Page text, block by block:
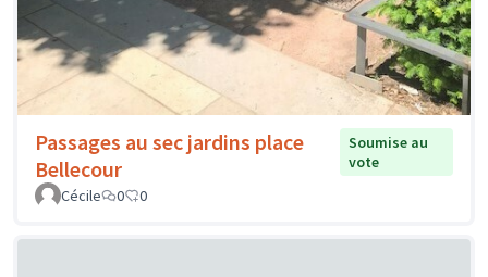
Passages au sec jardins place
Bellecour
Soumise au
vote
Cécile
0 0